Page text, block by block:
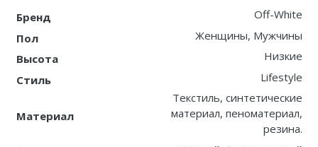
Бренд
Off-White
Пол
Женщины, Мужчины
Высота
Низкие
Стиль
Lifestyle
Материал
Текстиль, синтетические
материал, пеноматериал,
резина.
Nike KD
Nike PG
Nike Uptempo